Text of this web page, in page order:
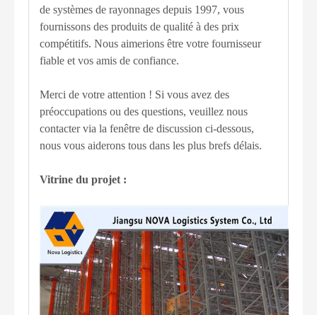
de systèmes de rayonnages depuis 1997, vous
fournissons des produits de qualité à des prix
compétitifs. Nous aimerions être votre fournisseur
fiable et vos amis de confiance.
Merci de votre attention ! Si vous avez des
préoccupations ou des questions, veuillez nous
contacter via la fenêtre de discussion ci-dessous,
nous vous aiderons tous dans les plus brefs délais.
Vitrine du projet :